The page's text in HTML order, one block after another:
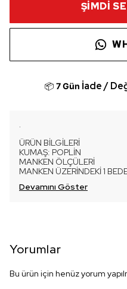
ŞİMDİ
📦 7 Gün İade /
.
ÜRÜN BİLGİLERİ
KUMAŞ: POPLİN
MANKEN ÖLÇÜLERİ
MANKEN ÜZERİNDEKİ 1
Devamını Göster
Yorumlar
Bu ürün için henüz yorum